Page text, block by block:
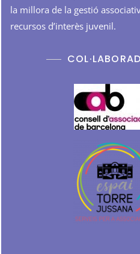
la millora de la gestió
recursos d’interès juvenil.